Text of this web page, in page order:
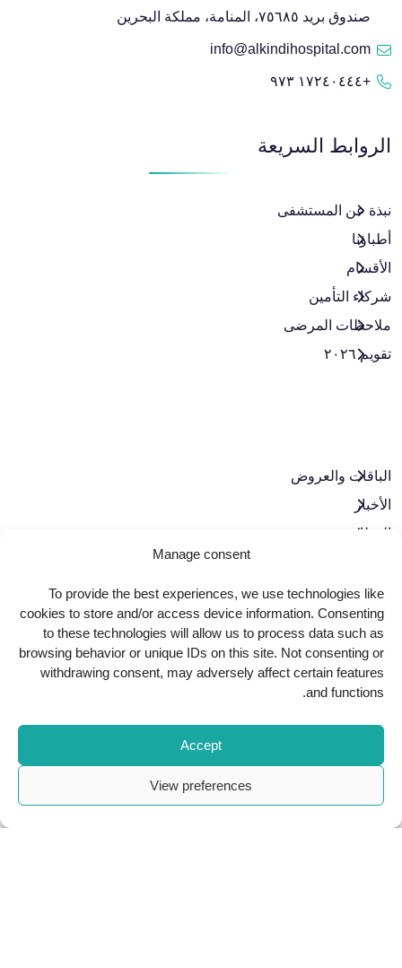
Manage consent
To provide the best experiences, we use technologies like
cookies to store and/or access device information. Consenting
to these technologies will allow us to process data such as
browsing behavior or unique IDs on this site. Not consenting or
withdrawing consent, may adversely affect certain features
and functions.
Accept
View preferences
صندوق بريد ٧٥٦٨٥، المنامة، مملكة البحرين
info@alkindihospital.com
+١٧٢٤٠٤٤٤ ٩٧٣
الروابط السريعة
نبذة عن المستشفى
أطباؤنا
الأقسام
شركاء التأمين
ملاحظات المرضى
تقويم ٢٠٢٦
الباقات والعروض​
الأخبار
الوظائف
سياسة الخصوصية
حوكمة الشركات
حمّل تطبيقنا